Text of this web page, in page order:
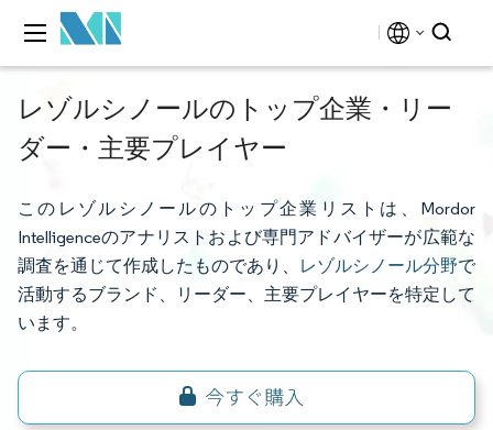
レゾルシノールのトップ企業・リー
ダー・主要プレイヤー
このレゾルシノールのトップ企業リストは、Mordor
Intelligenceのアナリストおよび専門アドバイザーが広範な
調査を通じて作成したものであり、
レゾルシノール分野で
活動するブランド、リーダー、主要プレイヤーを特定して
います。